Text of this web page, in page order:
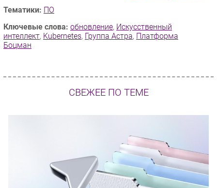
Тематики: ПО
Ключевые слова: обновление, Искусственный
интеллект, Kubernetes, Группа Астра, Платформа
Боцман
СВЕЖЕЕ ПО ТЕМЕ